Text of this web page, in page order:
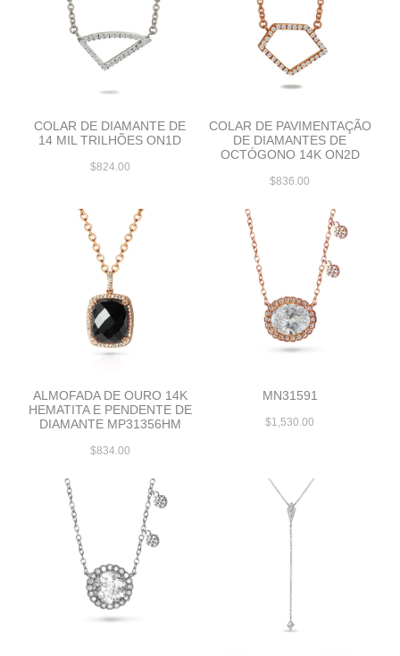
COLAR DE DIAMANTE DE
14 MIL TRILHÕES ON1D
$824.00
COLAR DE PAVIMENTAÇÃO
DE DIAMANTES DE
OCTÓGONO 14K ON2D
$836.00
ALMOFADA DE OURO 14K
HEMATITA E PENDENTE DE
DIAMANTE MP31356HM
$834.00
MN31591
$1,530.00